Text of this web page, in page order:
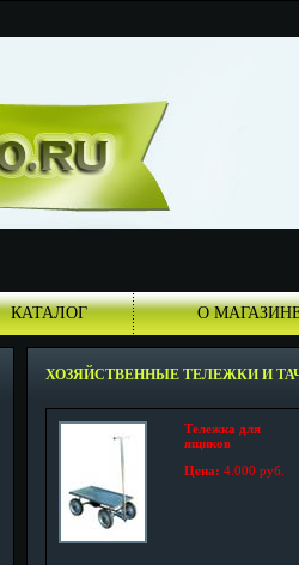
КАТАЛОГ О
ХОЗЯЙСТВЕННЫЕ ТЕЛЕЖКИ И
Тележка для
ящиков
Цена: 4.000 руб.